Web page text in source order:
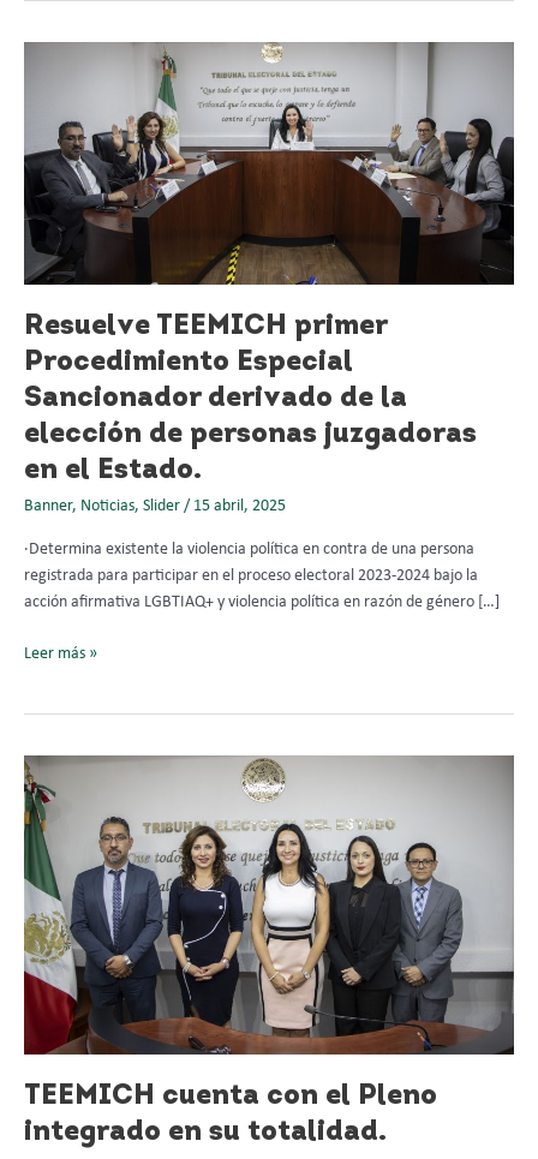
Resuelve TEEMICH primer
Procedimiento Especial
Sancionador derivado de la
elección de personas juzgadoras
en el Estado.
Banner, Noticias, Slider / 15 abril, 2025
·Determina existente la violencia política en contra de una persona
registrada para participar en el proceso electoral 2023-2024 bajo la
acción afirmativa LGBTIAQ+ y violencia política en razón de género […]
Procedimiento
Especial
Sancionador
derivado
de
de
juzgadoras
en
Leer más »
TEEMICH cuenta con el Pleno
integrado en su totalidad.
TEEMICH
cuenta
con
Pleno
integrado
en
su
totalidad.